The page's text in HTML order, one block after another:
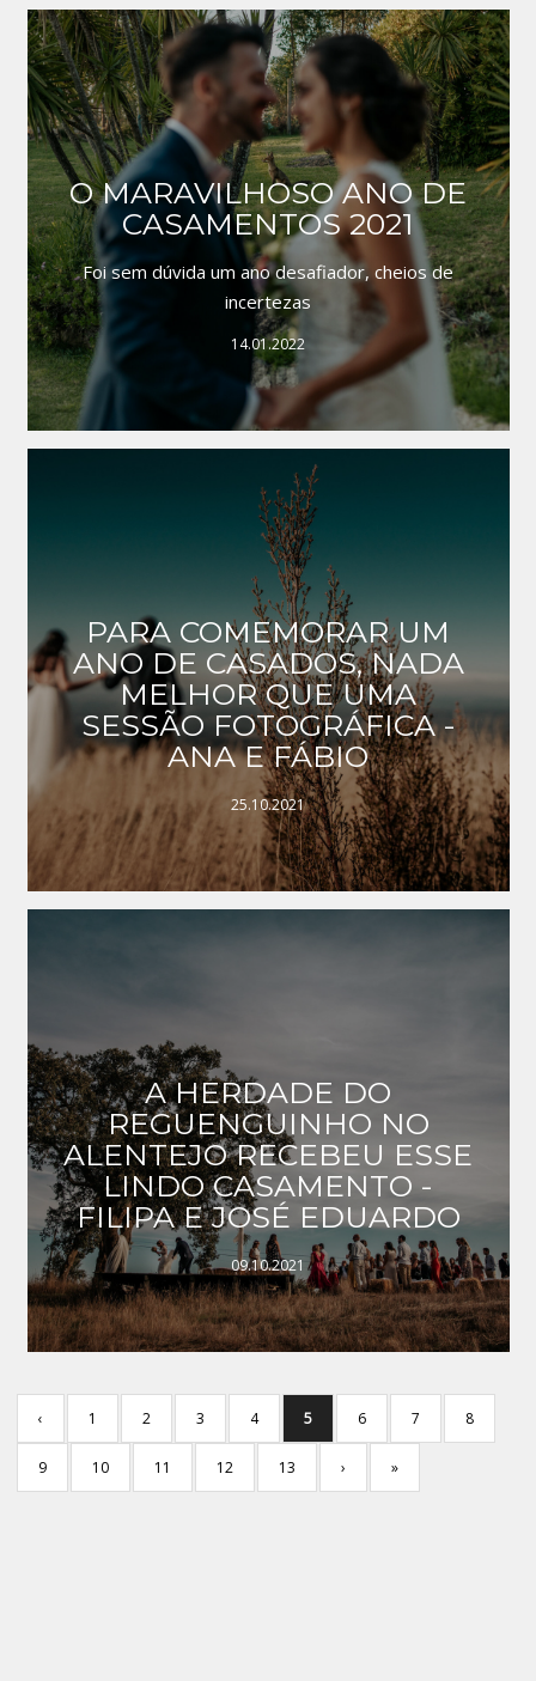
O MARAVILHOSO ANO DE
CASAMENTOS 2021
Foi sem dúvida um ano desafiador, cheios de
incertezas
14.01.2022
PARA COMEMORAR UM
ANO DE CASADOS, NADA
MELHOR QUE UMA
SESSÃO FOTOGRÁFICA -
ANA E FÁBIO
25.10.2021
A HERDADE DO
REGUENGUINHO NO
ALENTEJO RECEBEU ESSE
LINDO CASAMENTO -
FILIPA E JOSÉ EDUARDO
09.10.2021
‹ 1 2 3 4 5 6 7 8
9 10 11 12 13 › »